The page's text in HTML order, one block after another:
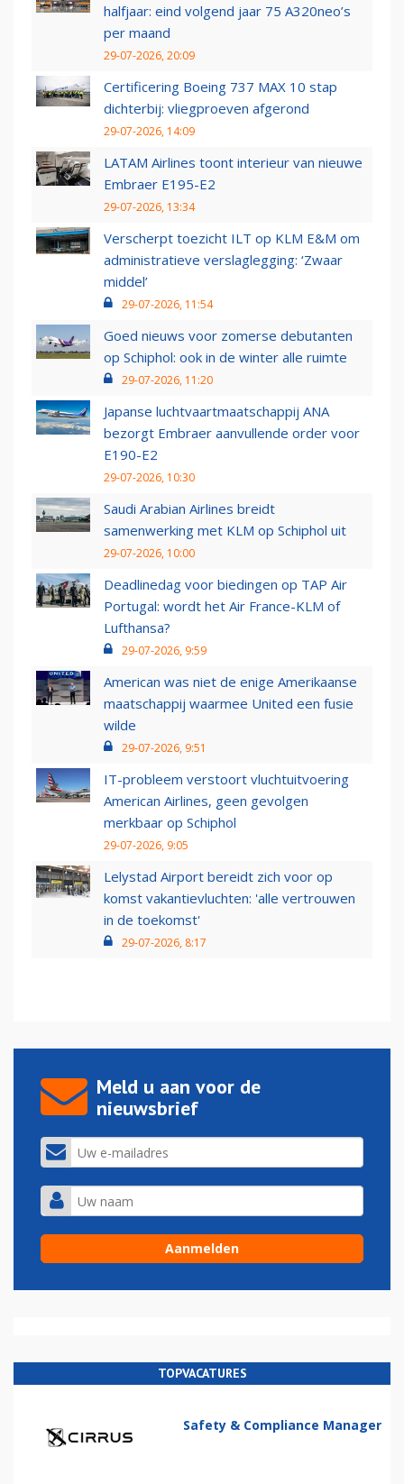
halfjaar: eind volgend jaar 75 A320neo’s
per maand
29-07-2026, 20:09
Certificering Boeing 737 MAX 10 stap
dichterbij: vliegproeven afgerond
29-07-2026, 14:09
LATAM Airlines toont interieur van nieuwe
Embraer E195-E2
29-07-2026, 13:34
Verscherpt toezicht ILT op KLM E&M om
administratieve verslaglegging: ‘Zwaar
middel’
29-07-2026, 11:54
Goed nieuws voor zomerse debutanten
op Schiphol: ook in de winter alle ruimte
29-07-2026, 11:20
Japanse luchtvaartmaatschappij ANA
bezorgt Embraer aanvullende order voor
E190-E2
29-07-2026, 10:30
Saudi Arabian Airlines breidt
samenwerking met KLM op Schiphol uit
29-07-2026, 10:00
Deadlinedag voor biedingen op TAP Air
Portugal: wordt het Air France-KLM of
Lufthansa?
29-07-2026, 9:59
American was niet de enige Amerikaanse
maatschappij waarmee United een fusie
wilde
29-07-2026, 9:51
IT-probleem verstoort vluchtuitvoering
American Airlines, geen gevolgen
merkbaar op Schiphol
29-07-2026, 9:05
Lelystad Airport bereidt zich voor op
komst vakantievluchten: 'alle vertrouwen
in de toekomst'
29-07-2026, 8:17
Meld u aan voor de
nieuwsbrief
TOPVACATURES
Safety & Compliance Manager